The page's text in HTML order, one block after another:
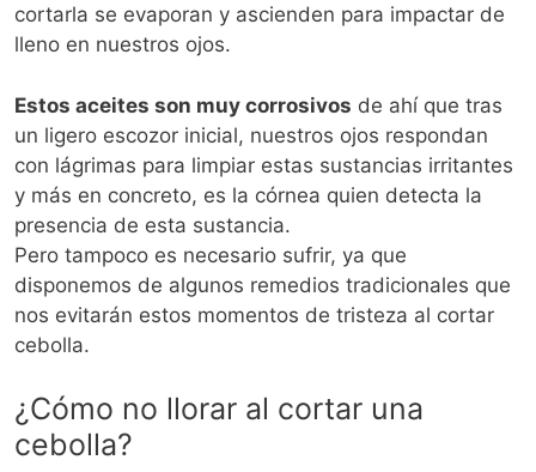
cortarla se evaporan y ascienden para impactar de
lleno en nuestros ojos.
Estos aceites son muy corrosivos de ahí que tras
un ligero escozor inicial, nuestros ojos respondan
con lágrimas para limpiar estas sustancias irritantes
y más en concreto, es la córnea quien detecta la
presencia de esta sustancia.
Pero tampoco es necesario sufrir, ya que
disponemos de algunos remedios tradicionales que
nos evitarán estos momentos de tristeza al cortar
cebolla.
¿Cómo no llorar al cortar una
cebolla?